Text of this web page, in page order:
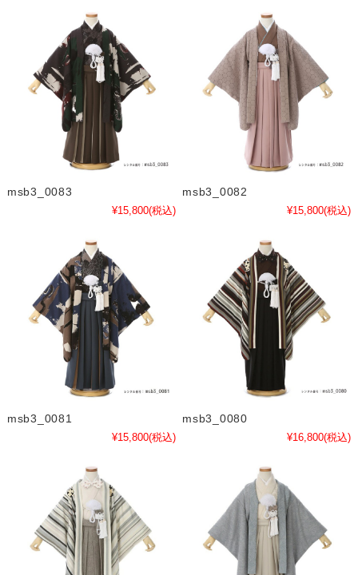
msb3_0083
¥15,800(税込)
msb3_0082
¥15,800(税込)
msb3_0081
¥15,800(税込)
msb3_0080
¥16,800(税込)